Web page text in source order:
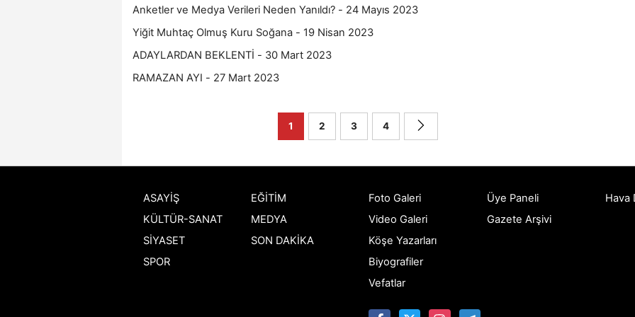
Anketler ve Medya Verileri Neden Yanıldı? - 24 Mayıs 2023
Yiğit Muhtaç Olmuş Kuru Soğana - 19 Nisan 2023
ADAYLARDAN BEKLENTİ - 30 Mart 2023
RAMAZAN AYI - 27 Mart 2023
1 2 3 4
ASAYİŞ
EĞİTİM
KÜLTÜR-SANAT
MEDYA
SİYASET
SON DAKİKA
SPOR
Foto Galeri
Video Galeri
Köşe Yazarları
Biyografiler
Vefatlar
Üye Paneli
Gazete Arşivi
Hava